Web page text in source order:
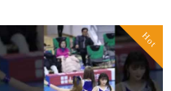
Hot